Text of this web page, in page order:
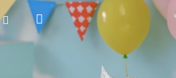
PrihlásenieNákupný